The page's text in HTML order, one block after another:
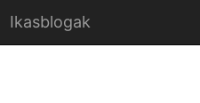
Ikasblogak